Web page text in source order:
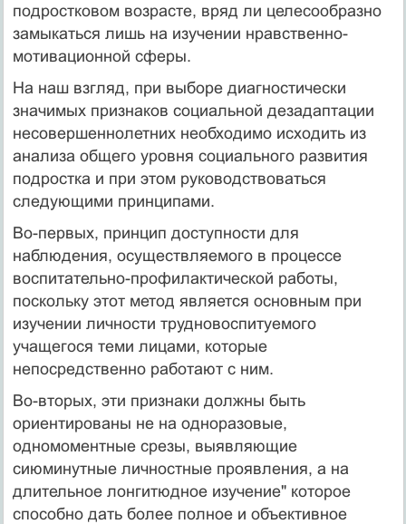
подростковом возрасте, вряд ли целесообразно
замыкаться лишь на изучении нравственно-
мотивационной сферы.
На наш взгляд, при выборе диагностически
значимых признаков социальной дезадаптации
несовершеннолетних необходимо исходить из
анализа общего уровня социального развития
подростка и при этом руководствоваться
следующими принципами.
Во-первых, принцип доступности для
наблюдения, осуществляемого в процессе
воспитательно-профилактической работы,
поскольку этот метод является основным при
изучении личности трудновоспитуемого
учащегося теми лицами, которые
непосредственно работают с ним.
Во-вторых, эти признаки должны быть
ориентированы не на одноразовые,
одномоментные срезы, выявляющие
сиюминутные личностные проявления, а на
длительное лонгитюдное изучение" которое
способно дать более полное и объективное